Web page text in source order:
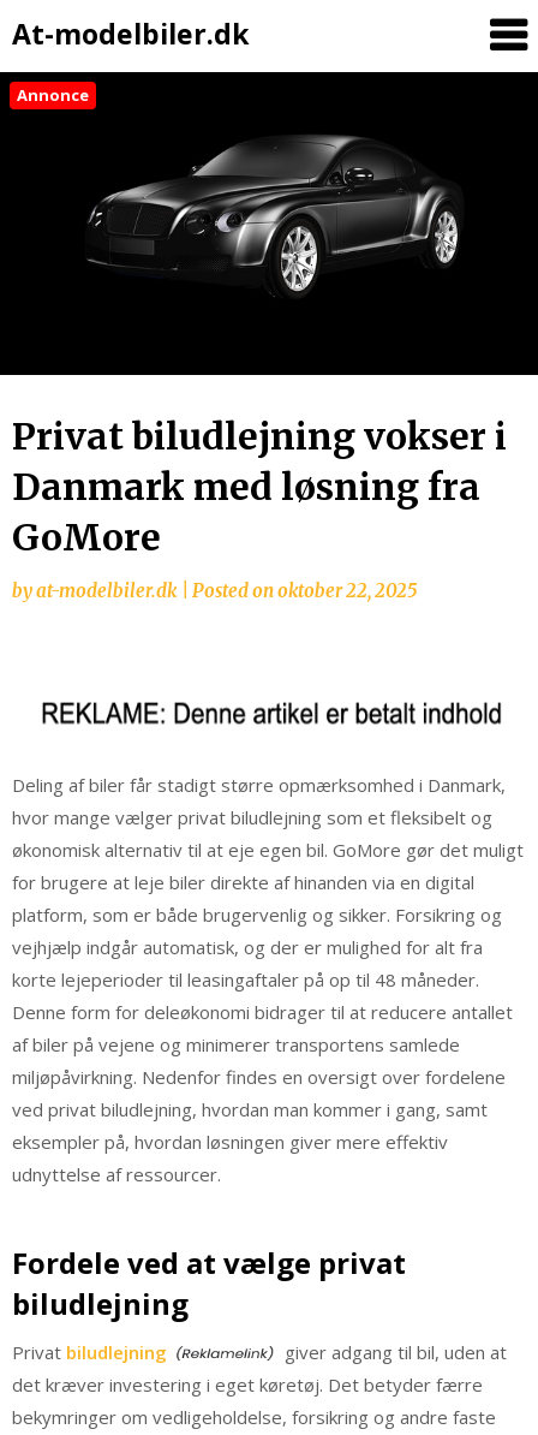
At-modelbiler.dk
Annonce
Privat biludlejning vokser i
Danmark med løsning fra
GoMore
byat-modelbiler.dk Posted onoktober 22, 2025
Deling af biler får stadigt større opmærksomhed i Danmark,
hvor mange vælger privat biludlejning som et fleksibelt og
økonomisk alternativ til at eje egen bil. GoMore gør det muligt
for brugere at leje biler direkte af hinanden via en digital
platform, som er både brugervenlig og sikker. Forsikring og
vejhjælp indgår automatisk, og der er mulighed for alt fra
korte lejeperioder til leasingaftaler på op til 48 måneder.
Denne form for deleøkonomi bidrager til at reducere antallet
af biler på vejene og minimerer transportens samlede
miljøpåvirkning. Nedenfor findes en oversigt over fordelene
ved privat biludlejning, hvordan man kommer i gang, samt
eksempler på, hvordan løsningen giver mere effektiv
udnyttelse af ressourcer.
Fordele ved at vælge privat
biludlejning
Privat biludlejning
giver adgang til bil, uden at
det kræver investering i eget køretøj. Det betyder færre
bekymringer om vedligeholdelse, forsikring og andre faste